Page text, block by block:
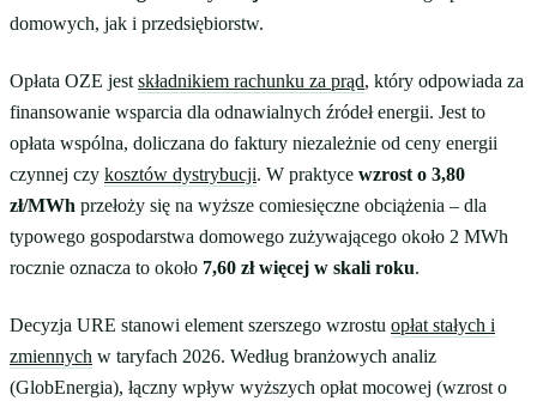
domowych, jak i przedsiębiorstw.
Opłata OZE jest składnikiem rachunku za prąd, który odpowiada za
finansowanie wsparcia dla odnawialnych źródeł energii. Jest to
opłata wspólna, doliczana do faktury niezależnie od ceny energii
czynnej czy kosztów dystrybucji. W praktyce wzrost o 3,80
zł/MWh przełoży się na wyższe comiesięczne obciążenia – dla
typowego gospodarstwa domowego zużywającego około 2 MWh
rocznie oznacza to około 7,60 zł więcej w skali roku.
Decyzja URE stanowi element szerszego wzrostu opłat stałych i
zmiennych w taryfach 2026. Według branżowych analiz
(GlobEnergia), łączny wpływ wyższych opłat mocowej (wzrost o